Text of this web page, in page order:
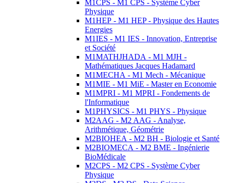
M1CPS - M1 CPS - Système Cyber
Physique
M1HEP - M1 HEP - Physique des Hautes
Energies
M1IES - M1 IES - Innovation, Entreprise
et Société
M1MATHJHADA - M1 MJH -
Mathématiques Jacques Hadamard
M1MECHA - M1 Mech - Mécanique
M1MIE - M1 MiE - Master en Economie
M1MPRI - M1 MPRI - Fondements de
l'Informatique
M1PHYSICS - M1 PHYS - Physique
M2AAG - M2 AAG - Analyse,
Arithmétique, Géométrie
M2BIOHEA - M2 BH - Biologie et Santé
M2BIOMECA - M2 BME - Ingénierie
BioMédicale
M2CPS - M2 CPS - Système Cyber
Physique